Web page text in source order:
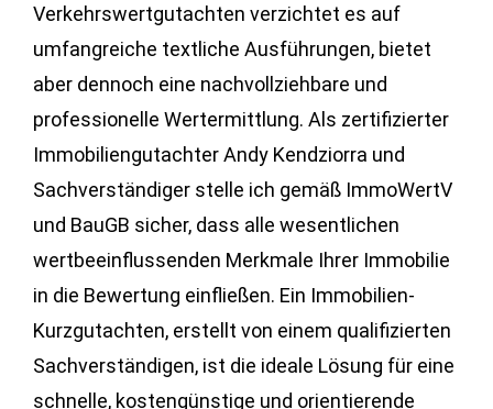
Verkehrswertgutachten verzichtet es auf
umfangreiche textliche Ausführungen, bietet
aber dennoch eine nachvollziehbare und
professionelle Wertermittlung. Als zertifizierter
Immobiliengutachter Andy Kendziorra und
Sachverständiger stelle ich gemäß ImmoWertV
und BauGB sicher, dass alle wesentlichen
wertbeeinflussenden Merkmale Ihrer Immobilie
in die Bewertung einfließen. Ein Immobilien-
Kurzgutachten, erstellt von einem qualifizierten
Sachverständigen, ist die ideale Lösung für eine
schnelle, kostengünstige und orientierende